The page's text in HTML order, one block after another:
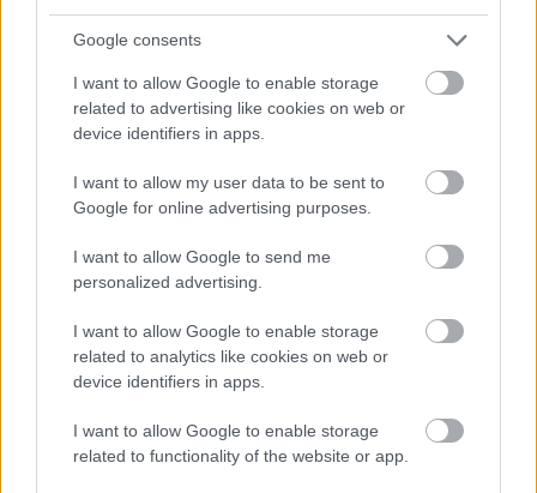
Google consents
I want to allow Google to enable storage
related to advertising like cookies on web or
device identifiers in apps.
I want to allow my user data to be sent to
Google for online advertising purposes.
I want to allow Google to send me
personalized advertising.
I want to allow Google to enable storage
related to analytics like cookies on web or
device identifiers in apps.
I want to allow Google to enable storage
related to functionality of the website or app.
Kapcsolódó hírek
PLETYKÁK, ÁTIGAZOLÁSOK
ELŐREHALADOTT
TÁRGYALÁSOKAT FOLYTAT A